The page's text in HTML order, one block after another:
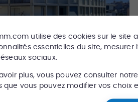
utilise des cookies sur le site
essentielles du site,
sociaux.
plus, vous pouvez consulter
que vous pouvez modifier vos choix